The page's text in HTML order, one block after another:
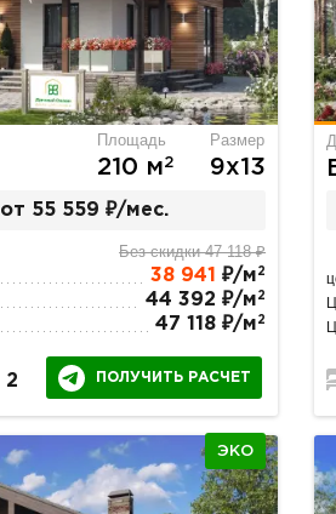
Площадь
210 м2
Размер
9х13
от 55 559 ₽/мес.
Без скидки 47 118 ₽
38 941 ₽/м 2
44 392 ₽/м 2
47 118 ₽/м 2
2 ПОЛУЧИТЬ РАСЧЕТ
ЭКО